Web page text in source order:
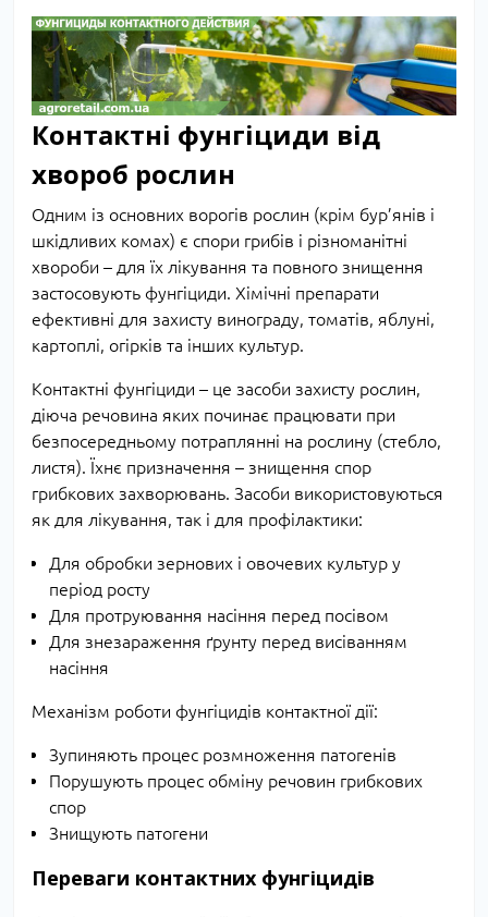
Контактні фунгіциди від
хвороб рослин
Одним із основних ворогів рослин (крім бур’янів і
шкідливих комах) є спори грибів і різноманітні
хвороби – для їх лікування та повного знищення
застосовують фунгіциди. Хімічні препарати
ефективні для захисту винограду, томатів, яблуні,
картоплі, огірків та інших культур.
Контактні фунгіциди – це засоби захисту рослин,
діюча речовина яких починає працювати при
безпосередньому потраплянні на рослину (стебло,
листя). Їхнє призначення – знищення спор
грибкових захворювань. Засоби використовуються
як для лікування, так і для профілактики:
Для обробки зернових і овочевих культур у
період росту
Для протруювання насіння перед посівом
Для знезараження ґрунту перед висіванням
насіння
Механізм роботи фунгіцидів контактної дії:
Зупиняють процес розмноження патогенів
Порушують процес обміну речовин грибкових
спор
Знищують патогени
Переваги контактних фунгіцидів